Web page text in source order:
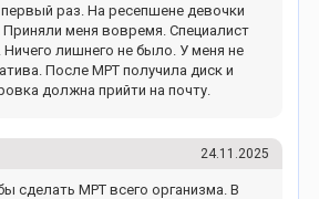
раз. На ресепшене девочки
меня вовремя. Специалист
лишнего не было. У меня не
После МРТ получила диск и
должна прийти на почту.
24.11.2025
сделать МРТ всего организма. В